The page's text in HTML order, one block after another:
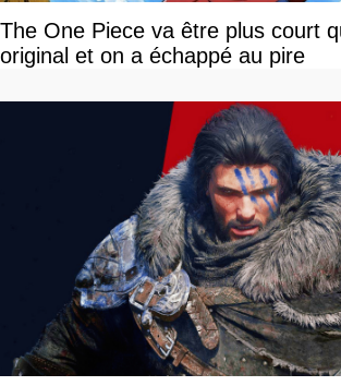
The One Piece va être plus court
original et on a échappé au pire